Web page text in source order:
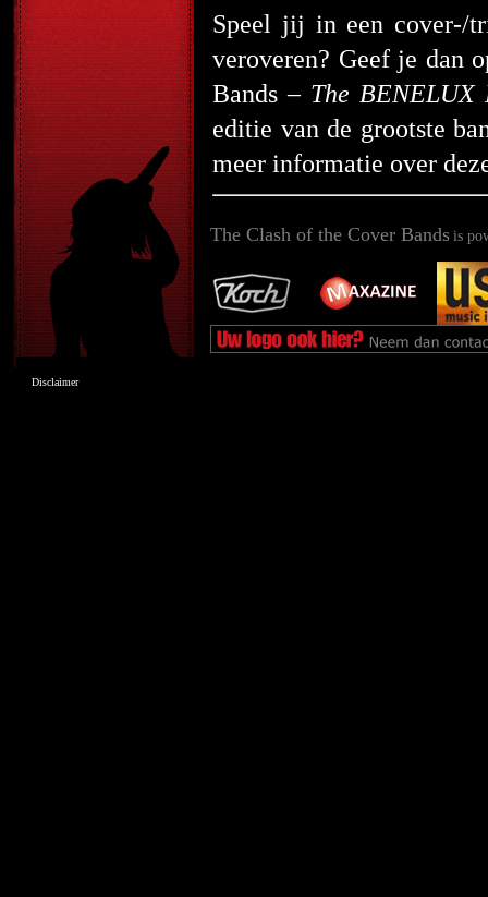
Speel jij in een cover-/
veroveren? Geef je dan
Bands – The BENELUX
editie van de grootste
meer informatie over
The Clash of the Cover Bands is
Disclaimer